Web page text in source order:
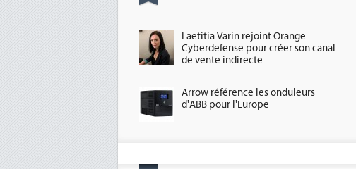
Laetitia Varin rejoint Orange
Cyberdefense pour créer son canal
de vente indirecte
Arrow référence les onduleurs
d'ABB pour l'Europe